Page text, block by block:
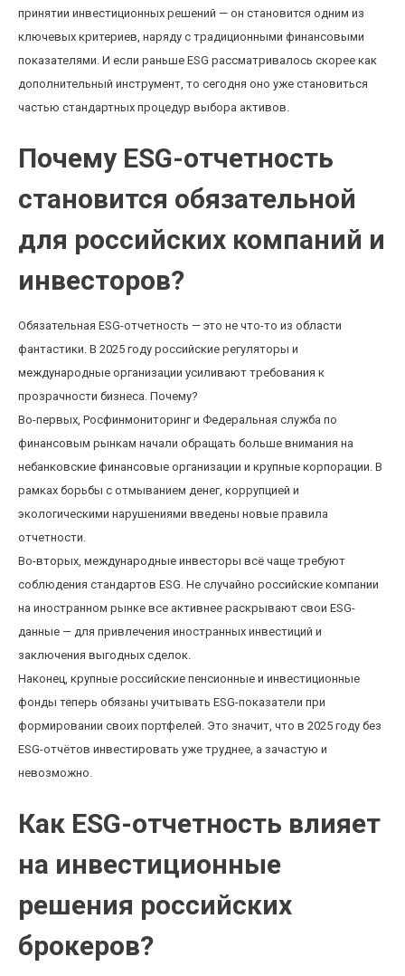
принятии инвестиционных решений — он становится одним из
ключевых критериев, наряду с традиционными финансовыми
показателями. И если раньше ESG рассматривалось скорее как
дополнительный инструмент, то сегодня оно уже становиться
частью стандартных процедур выбора активов.
Почему ESG-отчетность
становится обязательной
для российских компаний и
инвесторов?
Обязательная ESG-отчетность — это не что-то из области
фантастики. В 2025 году российские регуляторы и
международные организации усиливают требования к
прозрачности бизнеса. Почему?
Во-первых, Росфинмониторинг и Федеральная служба по
финансовым рынкам начали обращать больше внимания на
небанковские финансовые организации и крупные корпорации. В
рамках борьбы с отмыванием денег, коррупцией и
экологическими нарушениями введены новые правила
отчетности.
Во-вторых, международные инвесторы всё чаще требуют
соблюдения стандартов ESG. Не случайно российские компании
на иностранном рынке все активнее раскрывают свои ESG-
данные — для привлечения иностранных инвестиций и
заключения выгодных сделок.
Наконец, крупные российские пенсионные и инвестиционные
фонды теперь обязаны учитывать ESG-показатели при
формировании своих портфелей. Это значит, что в 2025 году без
ESG-отчётов инвестировать уже труднее, а зачастую и
невозможно.
Как ESG-отчетность влияет
на инвестиционные
решения российских
брокеров?